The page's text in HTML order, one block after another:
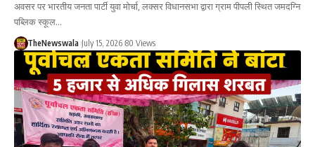
अवसर पर भारतीय जनता पार्टी युवा मोर्चा, लक्सर विधानसभा द्वारा ग्राम पीपली स्थित जमदग्नि
पब्लिक स्कूल…
TheNewswala July 15, 2026 80 Views